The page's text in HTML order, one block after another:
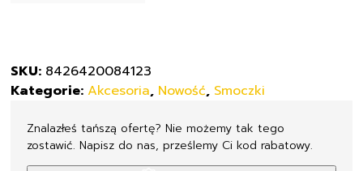
SKU: 8426420084123
Kategorie:Akcesoria, Nowość, Smoczki
Znalazłeś tańszą ofertę? Nie możemy tak tego
zostawić. Napisz do nas, prześlemy Ci kod rabatowy.